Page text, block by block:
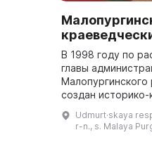
В 1998 году по
главы
Малопургинского
создан историко-
был открыт в
библиотеки. В
Udmurt·skaya
r-n., s. Malaya